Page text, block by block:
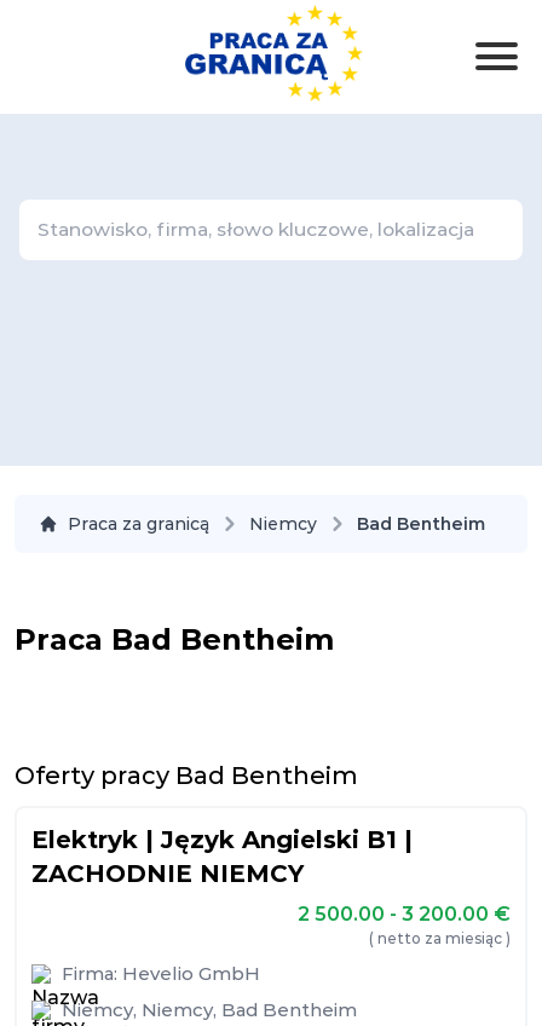
Praca za granicą Niemcy Bad Bentheim
Praca Bad Bentheim
Oferty pracy Bad Bentheim
Elektryk | Język Angielski B1 |
ZACHODNIE NIEMCY
2 500.00 - 3 200.00 €
( netto za miesiąc )
Firma: Hevelio GmbH
Niemcy, Niemcy, Bad Bentheim